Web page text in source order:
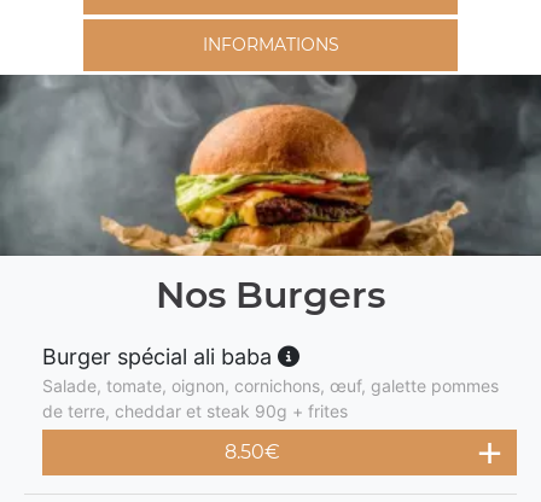
INFORMATIONS
Nos Burgers
Burger spécial ali baba
Salade, tomate, oignon, cornichons, œuf, galette pommes
de terre, cheddar et steak 90g + frites
8.50€